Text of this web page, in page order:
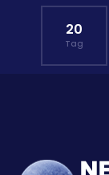
20
Tag